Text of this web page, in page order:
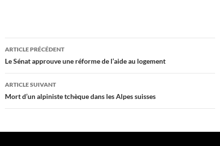
Navigation
des
articles
ARTICLE PRÉCÉDENT
Le Sénat approuve une réforme de l’aide au logement
ARTICLE SUIVANT
Mort d’un alpiniste tchèque dans les Alpes suisses